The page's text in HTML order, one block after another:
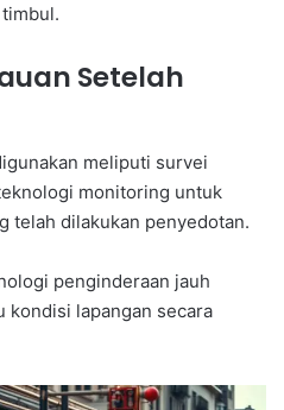
Setelah
meliputi survei
monitoring untuk
telah dilakukan penyedotan.
penginderaan jauh
kondisi lapangan secara